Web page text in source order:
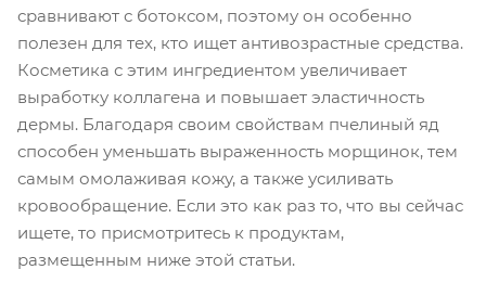
сравнивают с ботоксом, поэтому он особенно
полезен для тех, кто ищет антивозрастные средства.
Косметика с этим ингредиентом увеличивает
выработку коллагена и повышает эластичность
дермы. Благодаря своим свойствам пчелиный яд
способен уменьшать выраженность морщинок, тем
самым омолаживая кожу, а также усиливать
кровообращение. Если это как раз то, что вы сейчас
ищете, то присмотритесь к продуктам,
размещенным ниже этой статьи.